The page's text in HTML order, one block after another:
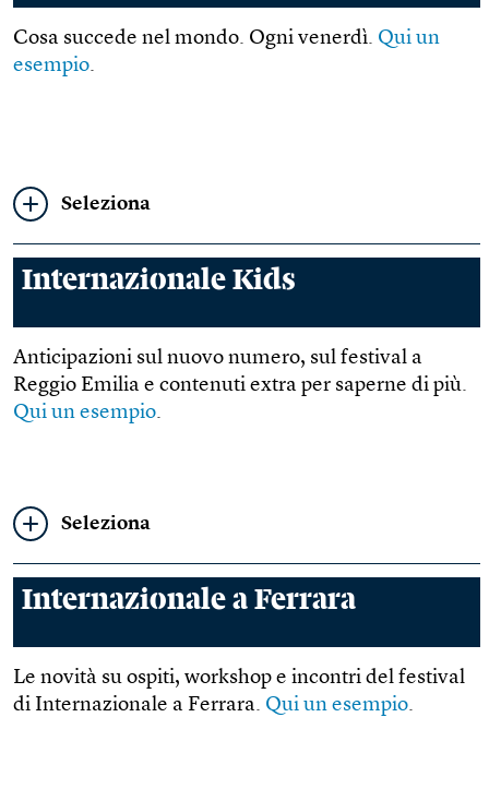
Cosa succede nel mondo. Ogni venerdì. Qui un
esempio.
Seleziona
Internazionale Kids
Anticipazioni sul nuovo numero, sul festival a
Reggio Emilia e contenuti extra per saperne di più.
Qui un esempio.
Seleziona
Internazionale a Ferrara
Le novità su ospiti, workshop e incontri del festival
di Internazionale a Ferrara. Qui un esempio.